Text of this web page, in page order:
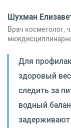
Шухман
Врач косметолог,
Для
здоровый
следить за
водный